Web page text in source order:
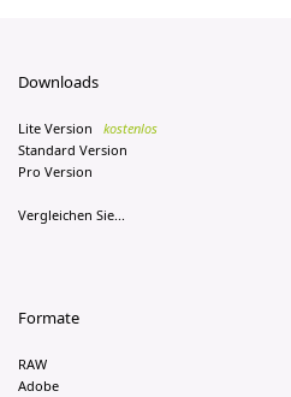
Downloads
Lite Version
kostenlos
Standard Version
Pro Version
Vergleichen Sie...
Formate
RAW
Adobe